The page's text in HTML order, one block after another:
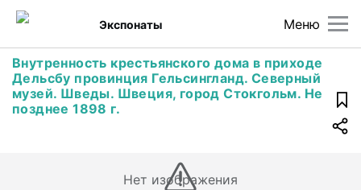
Меню
Экспонаты
Внутренность крестьянского дома в приходе
Дельсбу провинция Гельсингланд. Северный
музей. Шведы. Швеция, город Стокгольм. Не
позднее 1898 г.
Нет изображения